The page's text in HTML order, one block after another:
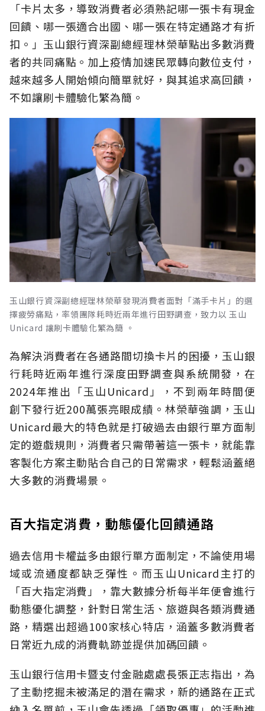
「卡片太多，導致消費者必須熟記哪一張卡有現金
回饋、哪一張適合出國、哪一張在特定通路才有折
扣。」玉山銀行資深副總經理林榮華點出多數消費
者的共同痛點。加上疫情加速民眾轉向數位支付，
越來越多人開始傾向簡單就好，與其追求高回饋，
不如讓刷卡體驗化繁為簡。
玉山銀行資深副總經理林榮華發現消費者面對「滿手卡片」的選
擇疲勞痛點，率領團隊耗時近兩年進行田野調查，致力以 玉山
Unicard 讓刷卡體驗化繁為簡 。
為解決消費者在各通路間切換卡片的困擾，玉山銀
行耗時近兩年進行深度田野調查與系統開發，在
2024年推出「玉山Unicard」，不到兩年時間便
創下發行近200萬張亮眼成績。林榮華強調，玉山
Unicard最大的特色就是打破過去由銀行單方面制
定的遊戲規則，消費者只需帶著這一張卡，就能靠
客製化方案主動貼合自己的日常需求，輕鬆涵蓋絕
大多數的消費場景。
百大指定消費，動態優化回饋通路
過去信用卡權益多由銀行單方面制定，不論使用場
域或流通度都缺乏彈性。而玉山Unicard主打的
「百大指定消費」，靠大數據分析每半年便會進行
動態優化調整，針對日常生活、旅遊與各類消費通
路，精選出超過100家核心特店，涵蓋多數消費者
日常近九成的消費軌跡並提供加碼回饋。
玉山銀行信用卡暨支付金融處處長張正志指出，為
了主動挖掘未被滿足的潛在需求，新的通路在正式